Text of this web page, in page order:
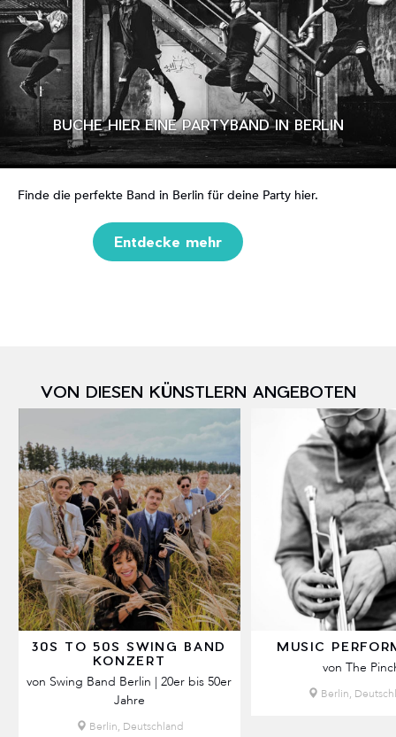
BUCHE HIER EINE PARTYBAND IN BERLIN
Finde die perfekte Band in Berlin für deine Party hier.
Entdecke mehr
VON DIESEN KÜNSTLERN ANGEBOTEN
30S TO 50S SWING BAND
KONZERT
von Swing Band Berlin | 20er bis 50er
Jahre
Berlin, Deutschland
MUSIC
von The
Berlin,